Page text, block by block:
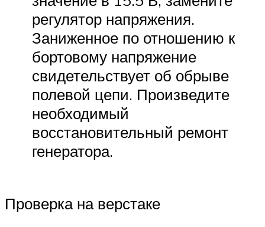
регулятор напряжения.
Заниженное по отношению к
бортовому напряжение
свидетельствует об обрыве
полевой цепи. Произведите
необходимый
восстановительный ремонт
генератора.
Проверка на верстаке